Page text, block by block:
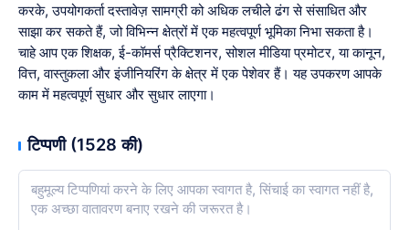
करके, उपयोगकर्ता दस्तावेज़ सामग्री को अधिक लचीले ढंग से संसाधित और
साझा कर सकते हैं, जो विभिन्न क्षेत्रों में एक महत्वपूर्ण भूमिका निभा सकता है।
चाहे आप एक शिक्षक, ई-कॉमर्स प्रैक्टिशनर, सोशल मीडिया प्रमोटर, या कानून,
वित्त, वास्तुकला और इंजीनियरिंग के क्षेत्र में एक पेशेवर हैं। यह उपकरण आपके
काम में महत्वपूर्ण सुधार और सुधार लाएगा।
टिप्पणी (1528 की)